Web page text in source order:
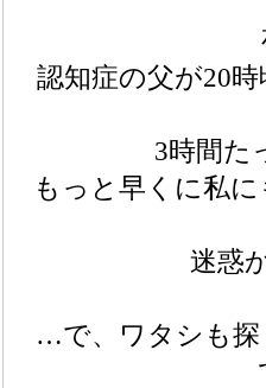
認知症の父が20
3時間た
もっと早くに私
迷惑
…で、ワタシも探